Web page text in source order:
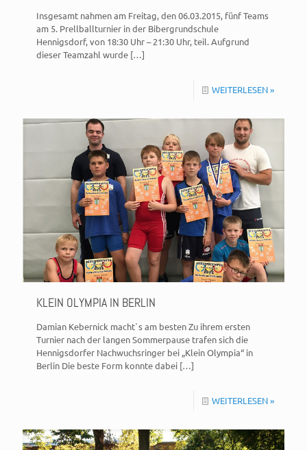
Insgesamt nahmen am Freitag, den 06.03.2015, fünf Teams
am 5. Prellballturnier in der Bibergrundschule
Hennigsdorf, von 18:30 Uhr – 21:30 Uhr, teil. Aufgrund
dieser Teamzahl wurde […]
WEITERLESEN »
KLEIN OLYMPIA IN BERLIN
Damian Kebernick macht`s am besten Zu ihrem ersten
Turnier nach der langen Sommerpause trafen sich die
Hennigsdorfer Nachwuchsringer bei „Klein Olympia“ in
Berlin Die beste Form konnte dabei […]
WEITERLESEN »